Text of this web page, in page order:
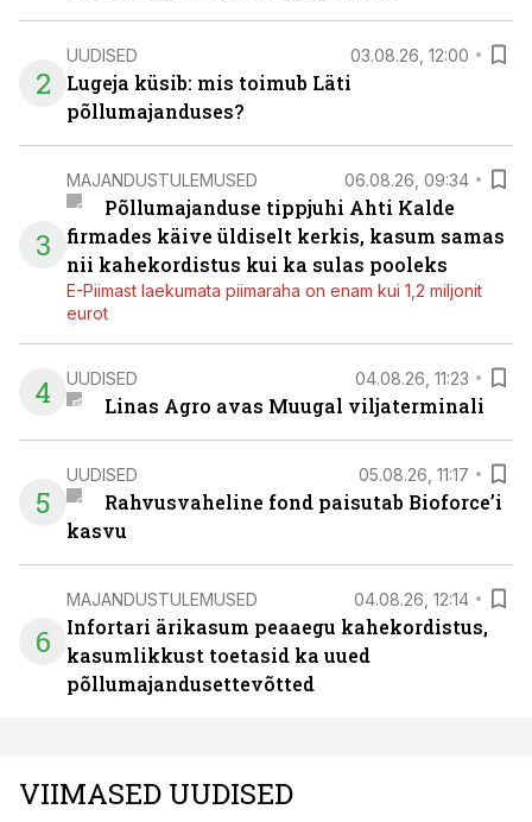
2
UUDISED 03.08.26, 12:00
Lugeja küsib: mis toimub Läti
põllumajanduses?
3
MAJANDUSTULEMUSED 06.08.26, 09:34
Põllumajanduse tippjuhi Ahti Kalde
firmades käive üldiselt kerkis, kasum samas
nii kahekordistus kui ka sulas pooleks
E-Piimast laekumata piimaraha on enam kui 1,2 miljonit
eurot
4 UUDISED 04.08.26, 11:23
Linas Agro avas Muugal viljaterminali
5
UUDISED 05.08.26, 11:17
Rahvusvaheline fond paisutab Bioforce’i
kasvu
6
MAJANDUSTULEMUSED 04.08.26, 12:14
Infortari ärikasum peaaegu kahekordistus,
kasumlikkust toetasid ka uued
põllumajandusettevõtted
VIIMASED UUDISED